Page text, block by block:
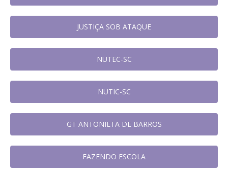
JUSTIÇA SOB ATAQUE
NUTEC-SC
NUTIC-SC
GT ANTONIETA DE BARROS
FAZENDO ESCOLA